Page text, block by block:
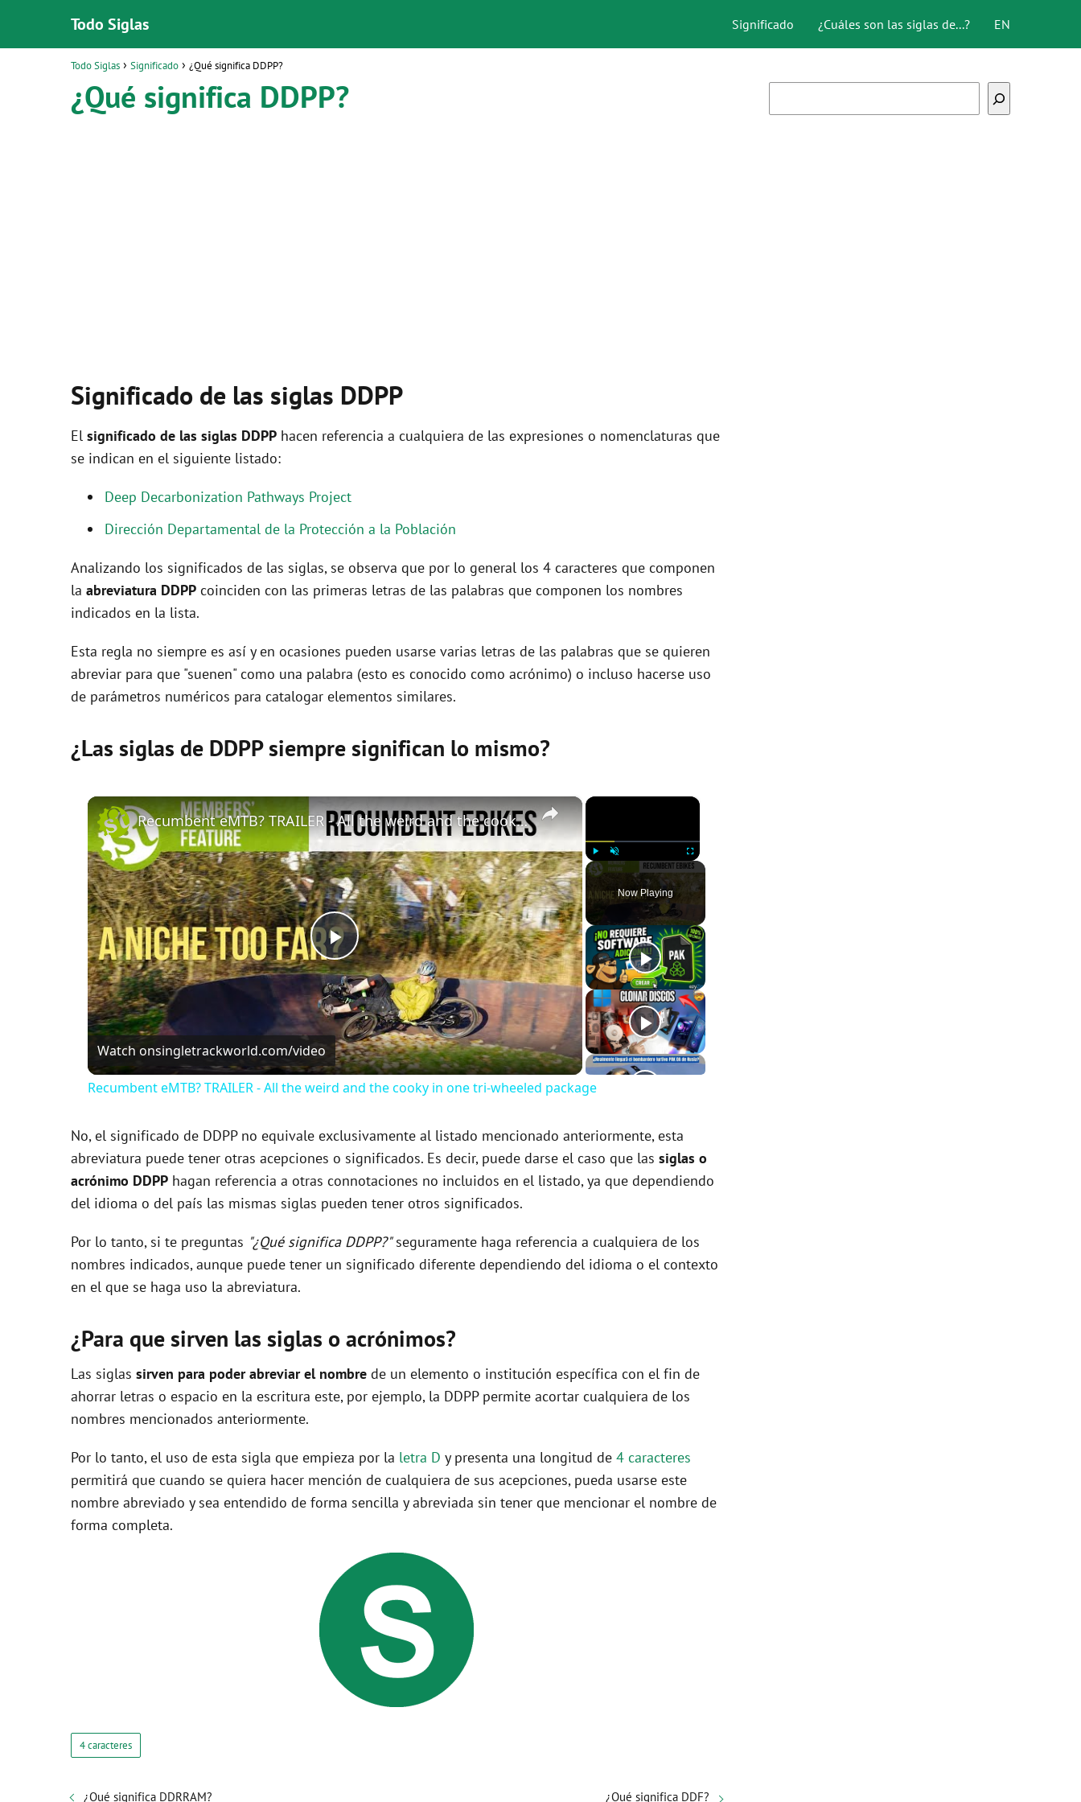
Todo Siglas Significado ¿Cuáles son las siglas de...? EN
Todo Siglas Significado ¿Qué significa DDPP?
¿Qué significa DDPP?
Significado de las siglas DDPP
El significado de las siglas DDPP hacen referencia a cualquiera de las expresiones o nomenclaturas que
se indican en el siguiente listado:
Deep Decarbonization Pathways Project
Dirección Departamental de la Protección a la Población
Analizando los significados de las siglas, se observa que por lo general los 4 caracteres que componen
la abreviatura DDPP coinciden con las primeras letras de las palabras que componen los nombres
indicados en la lista.
Esta regla no siempre es así y en ocasiones pueden usarse varias letras de las palabras que se quieren
abreviar para que "suenen" como una palabra (esto es conocido como acrónimo) o incluso hacerse uso
de parámetros numéricos para catalogar elementos similares.
¿Las siglas de DDPP siempre significan lo mismo?
×
Play Unmute Fullscreen
Now Playing
×
P
l
a
V
i
d
o
Recumbent eMTB? TRAILER - All the weird and the cooky in one tri-wheeled package
Watch onsingletrackworld.com/video
Recumbent eMTB? TRAILER - All the weird and the cooky in one tri-wheeled package
No, el significado de DDPP no equivale exclusivamente al listado mencionado anteriormente, esta
abreviatura puede tener otras acepciones o significados. Es decir, puede darse el caso que las siglas o
acrónimo DDPP hagan referencia a otras connotaciones no incluidos en el listado, ya que dependiendo
del idioma o del país las mismas siglas pueden tener otros significados.
Por lo tanto, si te preguntas "¿Qué significa DDPP?"seguramente haga referencia a cualquiera de los
nombres indicados, aunque puede tener un significado diferente dependiendo del idioma o el contexto
en el que se haga uso la abreviatura.
¿Para que sirven las siglas o acrónimos?
Las siglas sirven para poder abreviar el nombre de un elemento o institución específica con el fin de
ahorrar letras o espacio en la escritura este, por ejemplo, la DDPP permite acortar cualquiera de los
nombres mencionados anteriormente.
Por lo tanto, el uso de esta sigla que empieza por la letra D y presenta una longitud de 4 caracteres
permitirá que cuando se quiera hacer mención de cualquiera de sus acepciones, pueda usarse este
nombre abreviado y sea entendido de forma sencilla y abreviada sin tener que mencionar el nombre de
forma completa.
4 caracteres
¿Qué significa DDRRAM? ¿Qué significa DDF?